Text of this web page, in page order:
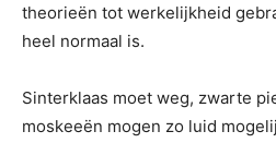
theorieën tot werkelijkheid
heel normaal is.
Sinterklaas moet weg, zwarte
moskeeën mogen zo luid